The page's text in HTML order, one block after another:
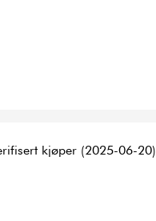
kjøper (2025-06-20)